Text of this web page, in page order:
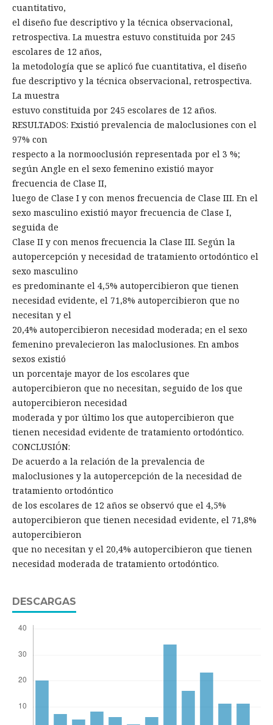
cuantitativo,
el diseño fue descriptivo y la técnica observacional,
retrospectiva. La muestra estuvo constituida por 245
escolares de 12 años,
la metodología que se aplicó fue cuantitativa, el diseño
fue descriptivo y la técnica observacional, retrospectiva.
La muestra
estuvo constituida por 245 escolares de 12 años.
RESULTADOS: Existió prevalencia de maloclusiones con el
97% con
respecto a la normooclusión representada por el 3 %;
según Angle en el sexo femenino existió mayor
frecuencia de Clase II,
luego de Clase I y con menos frecuencia de Clase III. En el
sexo masculino existió mayor frecuencia de Clase I,
seguida de
Clase II y con menos frecuencia la Clase III. Según la
autopercepción y necesidad de tratamiento ortodóntico el
sexo masculino
es predominante el 4,5% autopercibieron que tienen
necesidad evidente, el 71,8% autopercibieron que no
necesitan y el
20,4% autopercibieron necesidad moderada; en el sexo
femenino prevalecieron las maloclusiones. En ambos
sexos existió
un porcentaje mayor de los escolares que
autopercibieron que no necesitan, seguido de los que
autopercibieron necesidad
moderada y por último los que autopercibieron que
tienen necesidad evidente de tratamiento ortodóntico.
CONCLUSIÓN:
De acuerdo a la relación de la prevalencia de
maloclusiones y la autopercepción de la necesidad de
tratamiento ortodóntico
de los escolares de 12 años se observó que el 4,5%
autopercibieron que tienen necesidad evidente, el 71,8%
autopercibieron
que no necesitan y el 20,4% autopercibieron que tienen
necesidad moderada de tratamiento ortodóntico.
DESCARGAS